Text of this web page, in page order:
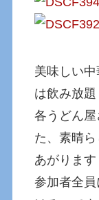
美味しい
は飲み放題
各うどん
た、素晴
あがります
参加者全